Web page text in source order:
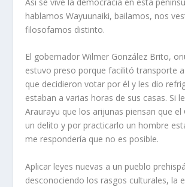
hablamos Wayuunaiki, bailamos, nos
filosofamos distinto.
El gobernador Wilmer González Brito,
estuvo preso porque facilitó transporte
que decidieron votar por él y les dio
estaban a varias horas de sus casas. Si
Araurayu que los arijunas piensan que el
un delito y por practicarlo un hombre
me respondería que no es posible.
Aplicar leyes nuevas a un pueblo
desconociendo los rasgos culturales, la